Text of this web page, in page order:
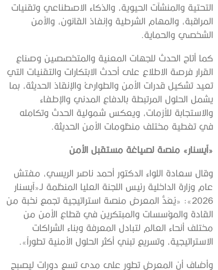
التحتية والمنشآت الحيوية، والذكاء الاصطناعي وتقنيات
المراقبة، والمهام الشرطية وإنفاذ القانون، والأمن
الشخصي والحماية.
كما أتاح الحدث للجهات المعنية والمتخصصين وصناع
القرار فرصة الاطلاع على أحدث الابتكارات والتقنيات التي
تعيد تشكيل قدرات الأمن والطوارئ والإنقاذ الحديثة، بما
يشمل الحلول المرتبطة بالدفاع المدني والإطفاء
والاستجابة للأزمات، ويعكس شمولية الحدث وتكامله
في تغطية مختلف منظومات الأمن الحديثة.
«آيسنار» منصة لصياغة مستقبل الأمن
وقال سعادة اللواء الدكتور أحمد ناصر الريسي، مفتش
عام وزارة الداخلية رئيس اللجنة العليا المنظمة لـ«آيسنار
2026»: «يُعَدُّ المعرض منصة استراتيجية تجمع نخبة من
القادة والمؤسسات والمبتكرين في قطاع الأمن من
مختلف أنحاء العالم لتبادل المعرفة وبناء الشراكات
الاستراتيجية، وتسريع تبني أكثر الحلول الأمنية تطوراً».
وأضاف أن المعرض تطور على مدى تسع دورات ليصبح